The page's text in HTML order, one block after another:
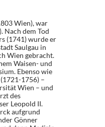
Wien), war
Nach dem Tod
(1741) wurde er
Saulgau in
Wien gebracht.
Waisen- und
Ebenso wie
1756) –
Wien – und
des
Leopold II.
aufgrund
Gönner